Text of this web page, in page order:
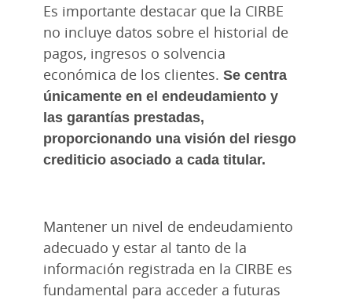
Es importante destacar que la CIRBE
no incluye datos sobre el historial de
pagos, ingresos o solvencia
económica de los clientes. Se centra
únicamente en el endeudamiento y
las garantías prestadas,
proporcionando una visión del riesgo
crediticio asociado a cada titular.
Mantener un nivel de endeudamiento
adecuado y estar al tanto de la
información registrada en la CIRBE es
fundamental para acceder a futuras